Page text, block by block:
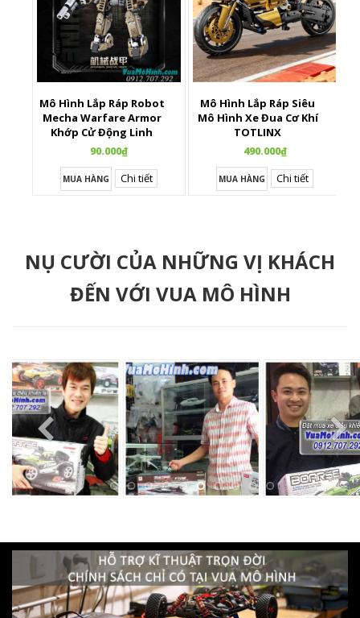
Mô Hình Lắp Ráp Robot
Mecha Warfare Armor
Khớp Cử Động Linh
Hoạt
90.000₫
MUA HÀNG Chi tiết
Mô Hình Lắp Ráp Siêu
Mô Hình Xe Đua Cơ Khí
TOTLINX
490.000₫
MUA HÀNG Chi tiết
NỤ CƯỜI CỦA NHỮNG VỊ KHÁCH
ĐẾN VỚI VUA MÔ HÌNH